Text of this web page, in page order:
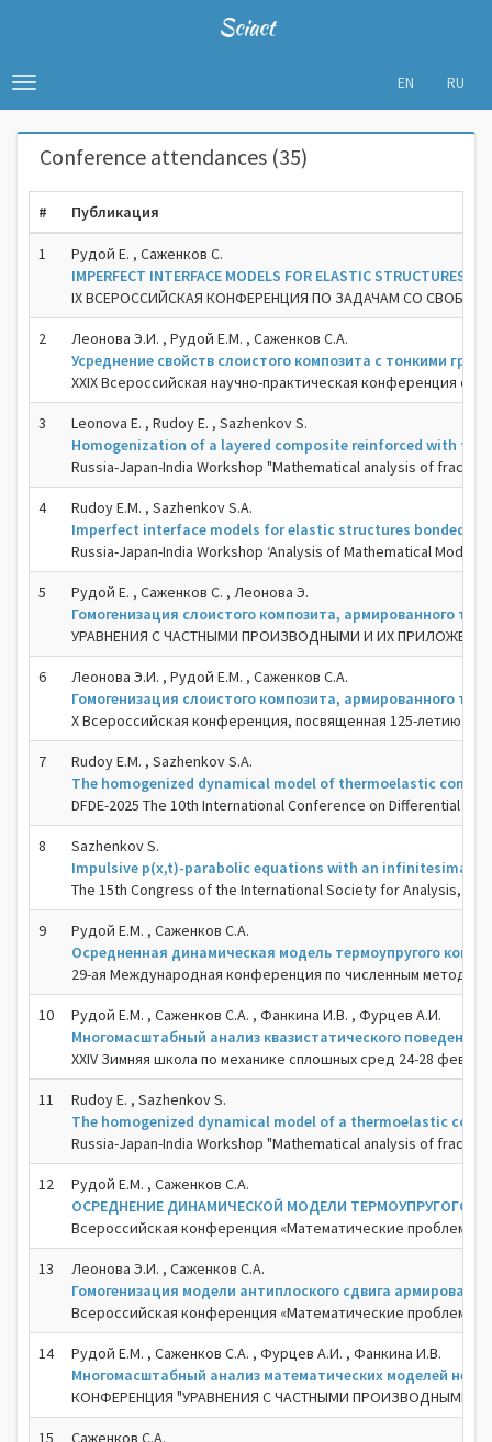
Sciact
Toggle
navigation
EN RU
Conference attendances (35)
# Публикация
1
Рудой Е. , Саженков С.
IMPERFECT INTERFACE MODELS FOR ELASTIC STRUCTURES
IX ВСЕРОССИЙСКАЯ КОНФЕРЕНЦИЯ ПО ЗАДАЧАМ СО
2
Леонова Э.И. , Рудой Е.М. , Саженков С.А.
Усреднение свойств слоистого композита с тонкими
XXIX Всероссийская научно-практическая конференция с
3
Leonova E. , Rudoy E. , Sazhenkov S.
Homogenization of a layered composite reinforced with
Russia-Japan-India Workshop "Mathematical analysis of
4
Rudoy E.M. , Sazhenkov S.A.
Imperfect interface models for elastic structures bonded
Russia-Japan-India Workshop ‘Analysis of Mathematical
5
Рудой Е. , Саженков С. , Леонова Э.
Гомогенизация слоистого композита, армированного
УРАВНЕНИЯ С ЧАСТНЫМИ ПРОИЗВОДНЫМИ И ИХ ПРИЛОЖЕНИЯ
6
Леонова Э.И. , Рудой Е.М. , Саженков С.А.
Гомогенизация слоистого композита, армированного
X Всероссийская конференция, посвященная 125-летию со
7
Rudoy E.M. , Sazhenkov S.A.
The homogenized dynamical model of thermoelastic
DFDE-2025 The 10th International Conference on Differential
8
Sazhenkov S.
Impulsive p(x,t)-parabolic equations with an infinitesimal
The 15th Congress of the International Society for Analysis, its
9
Рудой Е.М. , Саженков С.А.
Осредненная динамическая модель термоупругого
29-ая Международная конференция по численным методам
10
Рудой Е.М. , Саженков С.А. , Фанкина И.В. , Фурцев А.И.
Многомасштабный анализ квазистатического
XXIV Зимняя школа по механике сплошных сред 24-28 февр.
11
Rudoy E. , Sazhenkov S.
The homogenized dynamical model of a thermoelastic
Russia-Japan-India Workshop "Mathematical analysis of
12
Рудой Е.М. , Саженков С.А.
ОСРЕДНЕНИЕ ДИНАМИЧЕСКОЙ МОДЕЛИ ТЕРМОУПРУГОГО
Всероссийская конференция «Математические проблемы
13
Леонова Э.И. , Саженков С.А.
Гомогенизация модели антиплоского сдвига
Всероссийская конференция «Математические проблемы
14
Рудой Е.М. , Саженков С.А. , Фурцев А.И. , Фанкина И.В.
Многомасштабный анализ математических моделей
КОНФЕРЕНЦИЯ "УРАВНЕНИЯ С ЧАСТНЫМИ ПРОИЗВОДНЫМИ И ИХ
15
Саженков С.А.